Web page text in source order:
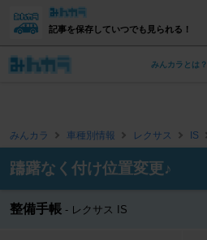
記事を保存していつでも見られる！
みんカラとは？
みんカラ 車種別情報 レクサス IS
躊躇なく付け位置変更♪
整備手帳 レクサス IS